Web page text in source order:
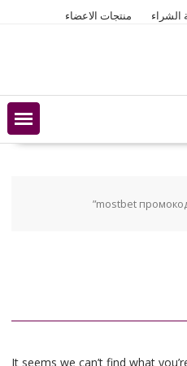
الشراء منتجات الاعضاء
It seems we can’t find what